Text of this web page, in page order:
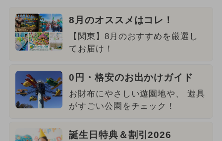
8月のオススメはコレ！
【関東】8月のおすすめを厳選し
てお届け！
0円・格安のお出かけガイド
お財布にやさしい遊園地や、 遊具
がすごい公園をチェック！
誕生日特典＆割引2026